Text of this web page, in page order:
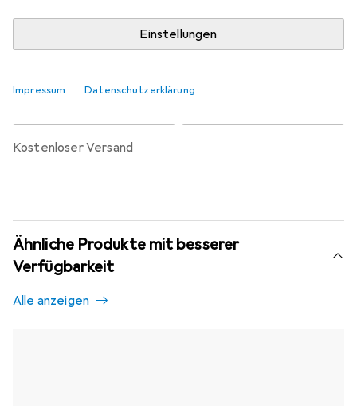
Einstellungen
Impressum Datenschutzerklärung
Lieferort angeben für genaue Lieferzeit
kostenloser Versand
Ähnliche Produkte mit besserer
Verfügbarkeit
Alle anzeigen